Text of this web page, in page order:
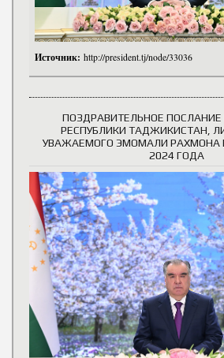
Источник: http://president.tj/node/33036
ПОЗДРАВИТЕЛЬНОЕ
РЕСПУБЛИКИ ТАДЖИКИСТАН,
УВАЖАЕМОГО ЭМОМАЛИ РАХМОНА
2024 ГОДА